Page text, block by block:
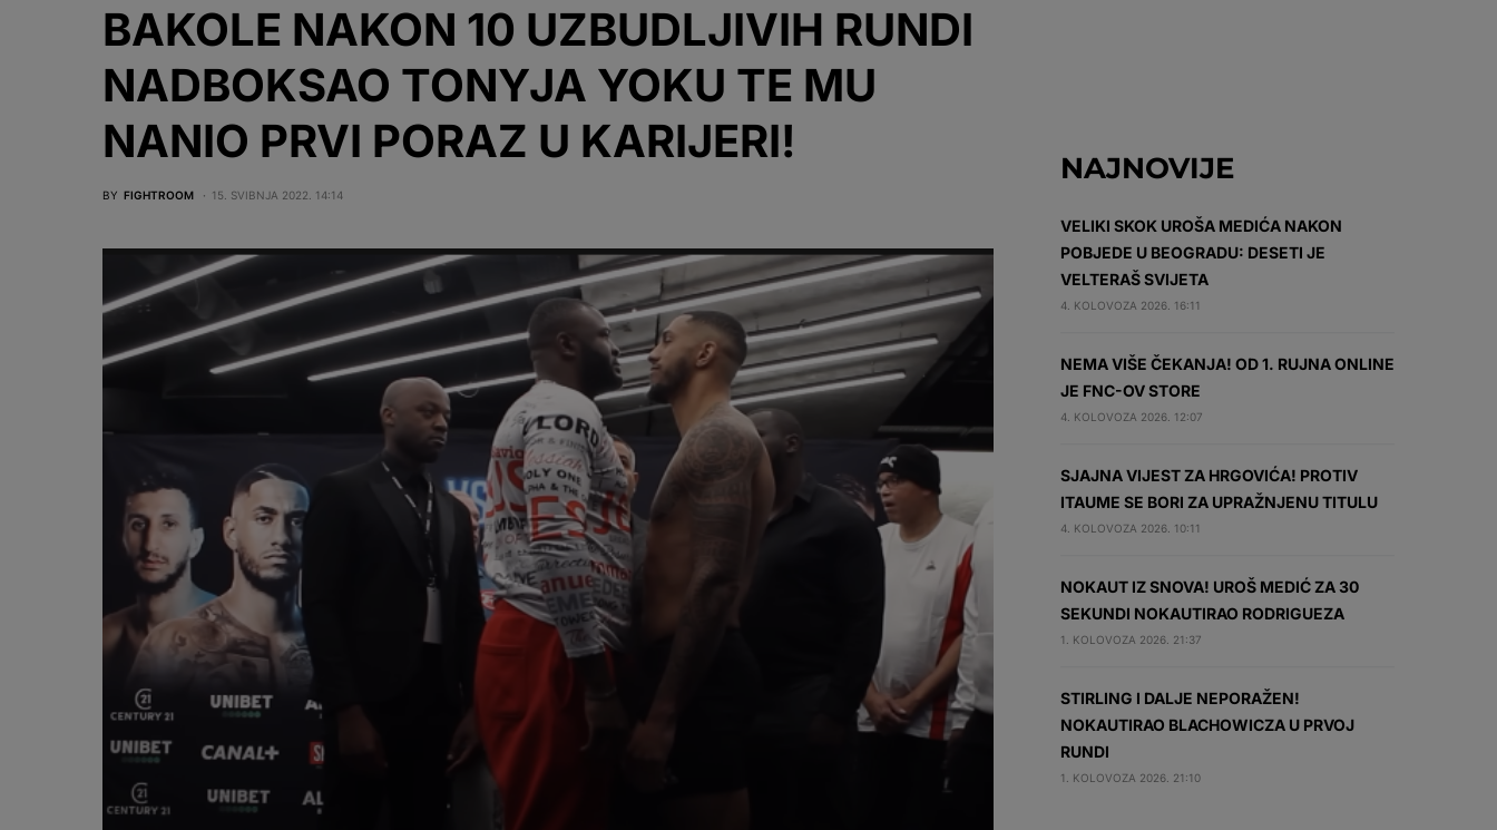
BAKOLE NAKON 10 UZBUDLJIVIH RUNDI
NADBOKSAO TONYJA YOKU TE MU
NANIO PRVI PORAZ U KARIJERI!
BY FIGHTROOM 15. SVIBNJA 2022. 14:14
NAJNOVIJE
VELIKI SKOK UROŠA MEDIĆA NAKON
POBJEDE U BEOGRADU: DESETI JE
VELTERAŠ SVIJETA
4. KOLOVOZA 2026. 16:11
NEMA VIŠE ČEKANJA! OD 1. RUJNA ONLINE
JE FNC-OV STORE
4. KOLOVOZA 2026. 12:07
SJAJNA VIJEST ZA HRGOVIĆA! PROTIV
ITAUME SE BORI ZA UPRAŽNJENU TITULU
4. KOLOVOZA 2026. 10:11
NOKAUT IZ SNOVA! UROŠ MEDIĆ ZA 30
SEKUNDI NOKAUTIRAO RODRIGUEZA
1. KOLOVOZA 2026. 21:37
STIRLING I DALJE NEPORAŽEN!
NOKAUTIRAO BLACHOWICZA U PRVOJ
RUNDI
1. KOLOVOZA 2026. 21:10